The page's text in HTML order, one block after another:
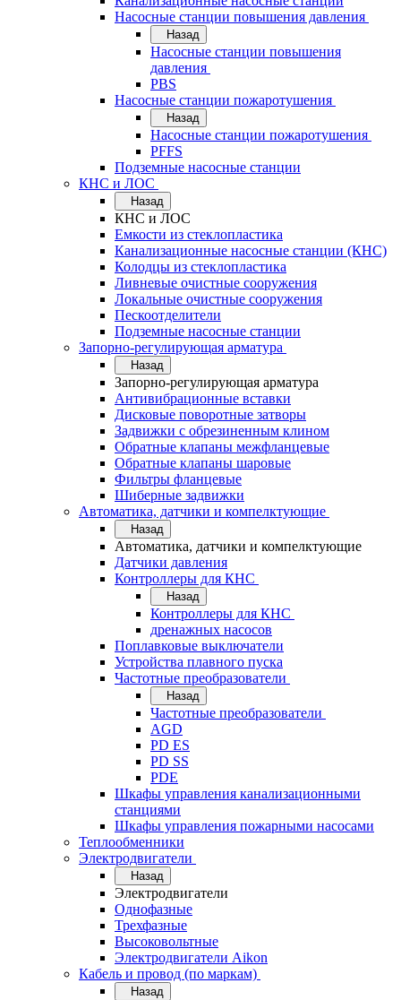
Насосные станции повышения давления
Назад
Насосные станции повышения
давления
PBS
Насосные станции пожаротушения
Назад
Насосные станции пожаротушения
PFFS
Подземные насосные станции
КНС и ЛОС
Назад
КНС и ЛОС
Емкости из стеклопластика
Канализационные насосные станции (КНС)
Колодцы из стеклопластика
Ливневые очистные сооружения
Локальные очистные сооружения
Пескоотделители
Подземные насосные станции
Запорно-регулирующая арматура
Назад
Запорно-регулирующая арматура
Антивибрационные вставки
Дисковые поворотные затворы
Задвижки с обрезиненным клином
Обратные клапаны межфланцевые
Обратные клапаны шаровые
Фильтры фланцевые
Шиберные задвижки
Автоматика, датчики и компелктующие
Назад
Автоматика, датчики и компелктующие
Датчики давления
Контроллеры для КНС
Назад
Контроллеры для КНС
дренажных насосов
Поплавковые выключатели
Устройства плавного пуска
Частотные преобразователи
Назад
Частотные преобразователи
AGD
PD ES
PD SS
PDE
Шкафы управления канализационными
станциями
Шкафы управления пожарными насосами
Теплообменники
Электродвигатели
Назад
Электродвигатели
Однофазные
Трехфазные
Высоковольтные
Электродвигатели Aikon
Кабель и провод (по маркам)
Назад